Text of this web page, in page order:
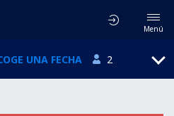
Menú
UNA FECHA 2